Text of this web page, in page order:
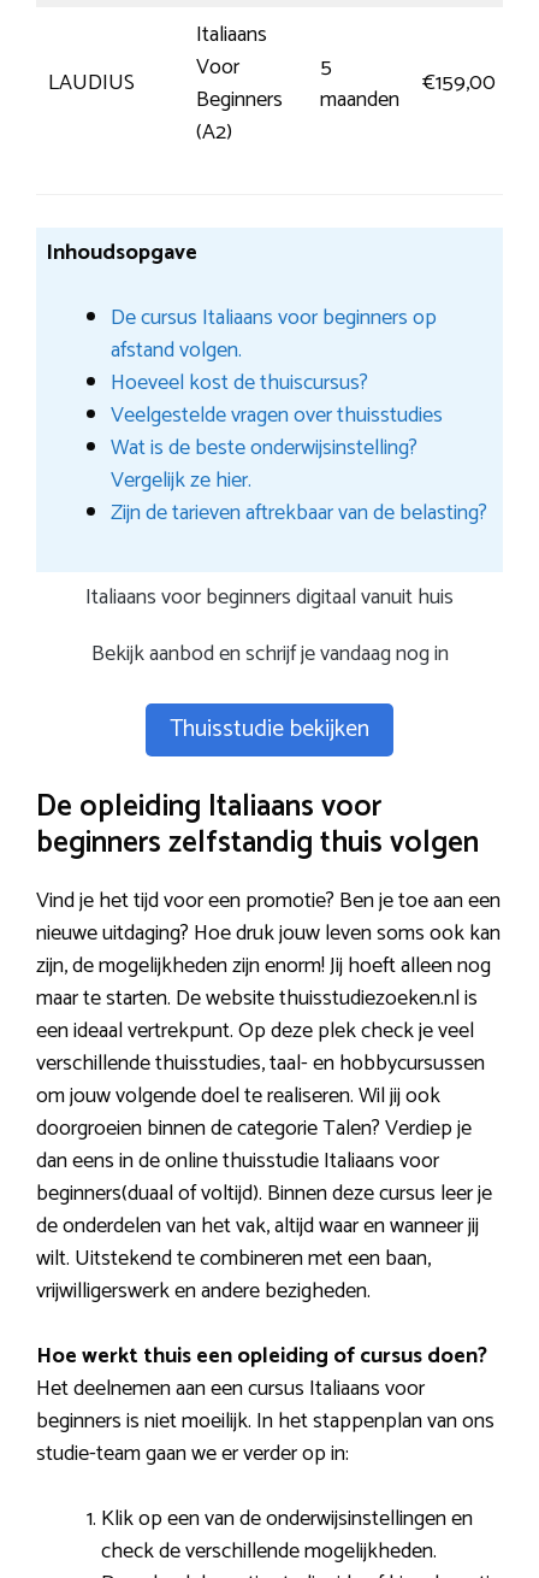
LAUDIUS
Italiaans
Voor
Beginners
(A2)
5
maanden
€159,00
Inhoudsopgave
De cursus Italiaans voor beginners op
afstand volgen.
Hoeveel kost de thuiscursus?
Veelgestelde vragen over thuisstudies
Wat is de beste onderwijsinstelling?
Vergelijk ze hier.
Zijn de tarieven aftrekbaar van de belasting?
Italiaans voor beginners digitaal vanuit huis
Bekijk aanbod en schrijf je vandaag nog in
Thuisstudie bekijken
De opleiding Italiaans voor
beginners zelfstandig thuis volgen
Vind je het tijd voor een promotie? Ben je toe aan een
nieuwe uitdaging? Hoe druk jouw leven soms ook kan
zijn, de mogelijkheden zijn enorm! Jij hoeft alleen nog
maar te starten. De website thuisstudiezoeken.nl is
een ideaal vertrekpunt. Op deze plek check je veel
verschillende thuisstudies, taal- en hobbycursussen
om jouw volgende doel te realiseren. Wil jij ook
doorgroeien binnen de categorie Talen? Verdiep je
dan eens in de online thuisstudie Italiaans voor
beginners(duaal of voltijd). Binnen deze cursus leer je
de onderdelen van het vak, altijd waar en wanneer jij
wilt. Uitstekend te combineren met een baan,
vrijwilligerswerk en andere bezigheden.
Hoe werkt thuis een opleiding of cursus doen?
Het deelnemen aan een cursus Italiaans voor
beginners is niet moeilijk. In het stappenplan van ons
studie-team gaan we er verder op in:
Klik op een van de onderwijsinstellingen en
check de verschillende mogelijkheden.